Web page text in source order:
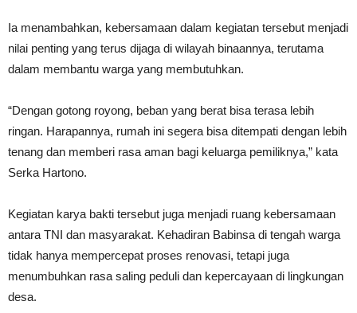
Ia menambahkan, kebersamaan dalam kegiatan tersebut menjadi
nilai penting yang terus dijaga di wilayah binaannya, terutama
dalam membantu warga yang membutuhkan.
“Dengan gotong royong, beban yang berat bisa terasa lebih
ringan. Harapannya, rumah ini segera bisa ditempati dengan lebih
tenang dan memberi rasa aman bagi keluarga pemiliknya,” kata
Serka Hartono.
Kegiatan karya bakti tersebut juga menjadi ruang kebersamaan
antara TNI dan masyarakat. Kehadiran Babinsa di tengah warga
tidak hanya mempercepat proses renovasi, tetapi juga
menumbuhkan rasa saling peduli dan kepercayaan di lingkungan
desa.